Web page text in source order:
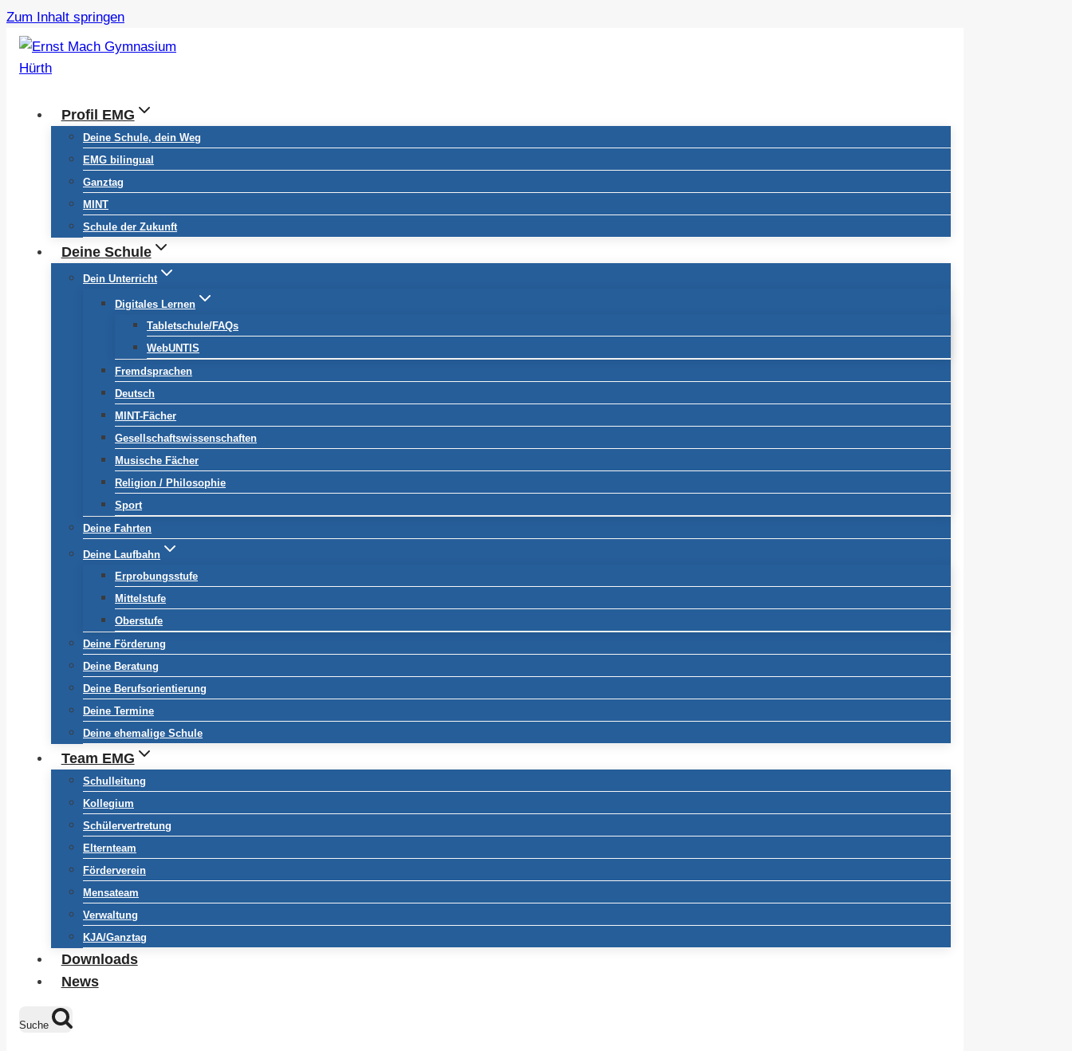
Zum Inhalt springen
Profil EMG
Deine Schule, dein Weg
EMG bilingual
Ganztag
MINT
Schule der Zukunft
Deine Schule
Dein Unterricht
Digitales Lernen
Tabletschule/FAQs
WebUNTIS
Fremdsprachen
Deutsch
MINT-Fächer
Gesellschaftswissenschaften
Musische Fächer
Religion / Philosophie
Sport
Deine Fahrten
Deine Laufbahn
Erprobungsstufe
Mittelstufe
Oberstufe
Deine Förderung
Deine Beratung
Deine Berufsorientierung
Deine Termine
Deine ehemalige Schule
Team EMG
Schulleitung
Kollegium
Schülervertretung
Elternteam
Förderverein
Mensateam
Verwaltung
KJA/Ganztag
Downloads
News
Suche